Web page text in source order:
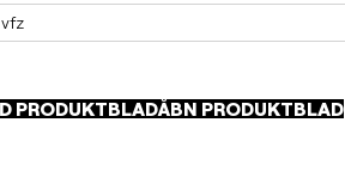
PRODUKTBLADÅBN PRODUKTBLAD